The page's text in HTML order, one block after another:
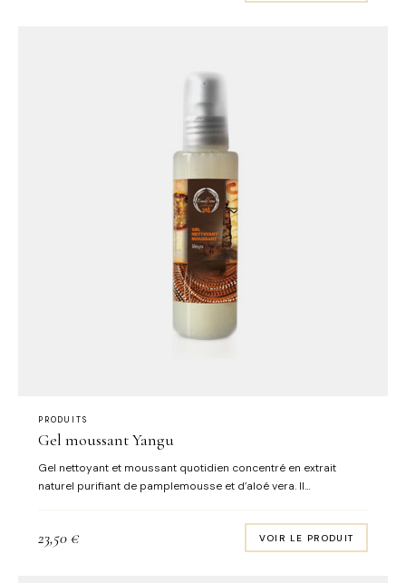
PRODUITS
Gel moussant Yangu
Gel nettoyant et moussant quotidien concentré en extrait
naturel purifiant de pamplemousse et d’aloé vera. Il
doux, lumineux et net à nouveau. Senteurs : citron & citron vert
23,50€ VOIR LE PRODUIT